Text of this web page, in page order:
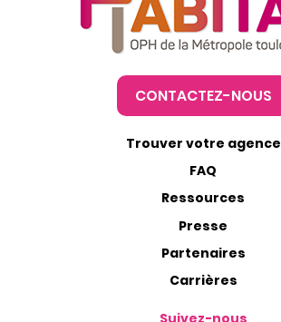
CONTACTEZ-NOUS
Trouver votre agence
FAQ
Ressources
Presse
Partenaires
Carrières
Suivez-nous